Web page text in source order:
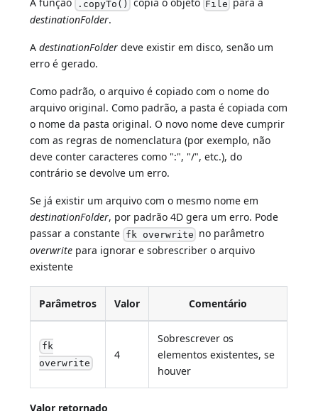
.copyTo() File
destinationFolder.
AdestinationFolder deve existir em disco, senão um
erro é gerado.
Como padrão, o arquivo é copiado com o nome do
arquivo original. Como padrão, a pasta é copiada com
o nome da pasta original. O novo nome deve cumprir
com as regras de nomenclatura (por exemplo, não
deve conter caracteres como ":", "/", etc.), do
contrário se devolve um erro.
Se já existir um arquivo com o mesmo nome em
destinationFolder, por padrão 4D gera um erro. Pode
passar a constante fk overwrite no parâmetro
overwrite para ignorar e sobrescriber o arquivo
existente
Parâmetros Valor Comentário
fk
overwrite
4
Sobrescrever os
elementos existentes, se
houver
Valor retornado